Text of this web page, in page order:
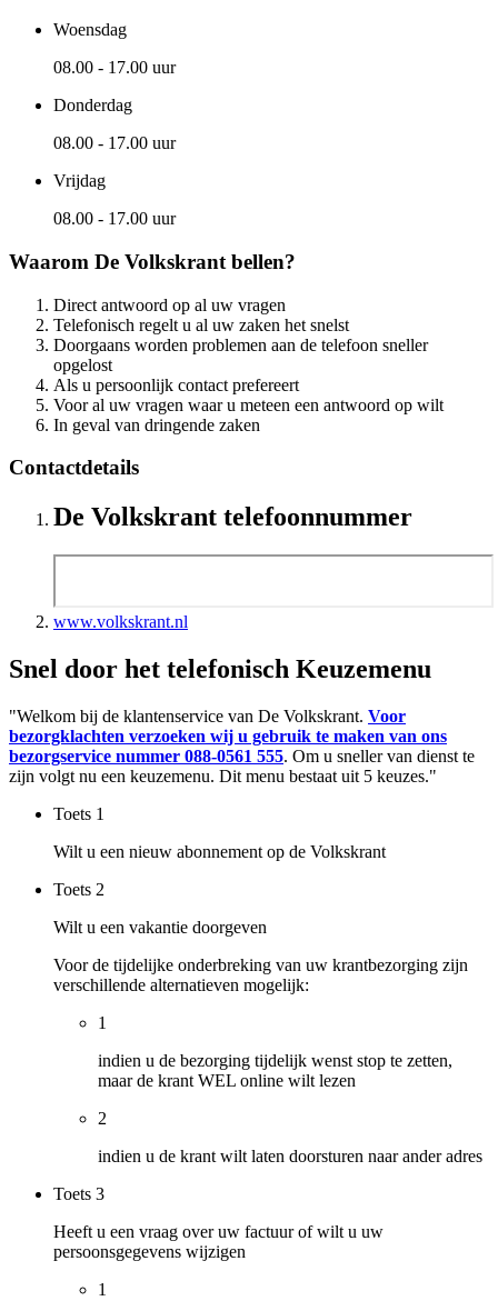
Woensdag
08.00 - 17.00 uur
Donderdag
08.00 - 17.00 uur
Vrijdag
08.00 - 17.00 uur
Waarom De Volkskrant bellen?
Direct antwoord op al uw vragen
Telefonisch regelt u al uw zaken het snelst
Doorgaans worden problemen aan de telefoon sneller
opgelost
Als u persoonlijk contact prefereert
Voor al uw vragen waar u meteen een antwoord op wilt
In geval van dringende zaken
Contactdetails
De Volkskrant telefoonnummer
www.volkskrant.nl
Snel door het telefonisch Keuzemenu
"Welkom bij de klantenservice van De Volkskrant. Voor
bezorgklachten verzoeken wij u gebruik te maken van ons
bezorgservice nummer 088-0561 555. Om u sneller van dienst te
zijn volgt nu een keuzemenu. Dit menu bestaat uit 5 keuzes."
Toets 1
Wilt u een nieuw abonnement op de Volkskrant
Toets 2
Wilt u een vakantie doorgeven
Voor de tijdelijke onderbreking van uw krantbezorging zijn
verschillende alternatieven mogelijk:
1
indien u de bezorging tijdelijk wenst stop te zetten,
maar de krant WEL online wilt lezen
2
indien u de krant wilt laten doorsturen naar ander adres
Toets 3
Heeft u een vraag over uw factuur of wilt u uw
persoonsgegevens wijzigen
1